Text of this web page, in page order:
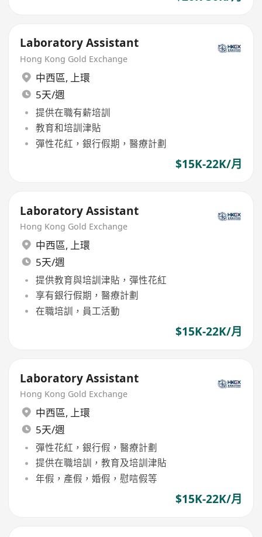
Laboratory Assistant
Hong Kong Gold Exchange
中西區, 上環
5天/週
提供在職有薪培訓
教育和培訓津貼
彈性花紅，銀行假期，醫療計劃
$15K-22K/月
Laboratory Assistant
Hong Kong Gold Exchange
中西區, 上環
5天/週
提供教育與培訓津貼，彈性花紅
享有銀行假期，醫療計劃
在職培訓，員工活動
$15K-22K/月
Laboratory Assistant
Hong Kong Gold Exchange
中西區, 上環
5天/週
彈性花紅，銀行假，醫療計劃
提供在職培訓，教育及培訓津貼
年假，產假，婚假，慰唁假等
$15K-22K/月